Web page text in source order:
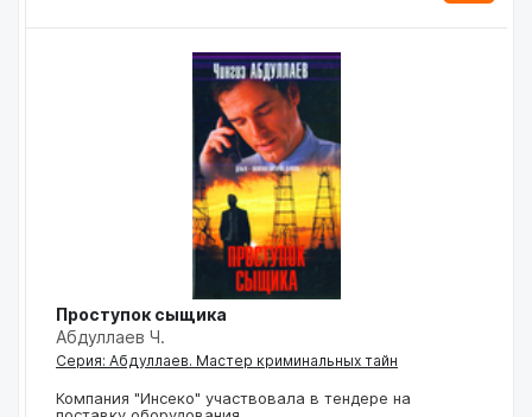
Проступок сыщика
Абдуллаев Ч.
Серия: Абдуллаев. Мастер криминальных тайн
Компания "Инсеко" участвовала в тендере на